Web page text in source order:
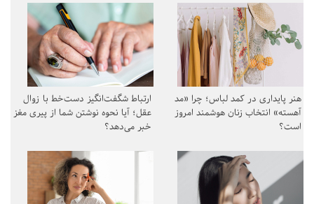
هنر پایداری در کمد لباس؛ چرا «مد
آهسته» انتخاب زنان هوشمند امروز
است؟
ارتباط شگفت‌انگیز دست‌خط با زوال
عقل؛ آیا نحوه نوشتن شما از پیری مغز
خبر می‌دهد؟